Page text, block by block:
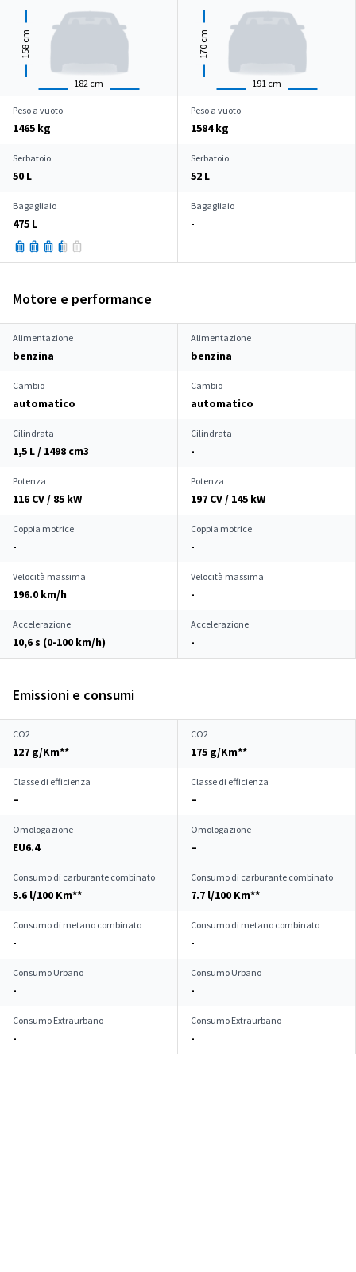
182 cm
158
cm
191 cm
170
cm
Peso a vuoto
1465 kg
Peso a vuoto
1584 kg
Serbatoio
50 L
Serbatoio
52 L
Bagagliaio
475 L
Bagagliaio
-
Motore e performance
Alimentazione
benzina
Alimentazione
benzina
Cambio
automatico
Cambio
automatico
Cilindrata
1,5 L / 1498 cm3
Cilindrata
-
Potenza
116 CV / 85 kW
Potenza
197 CV / 145 kW
Coppia motrice
-
Coppia motrice
-
Velocità massima
196.0 km/h
Velocità massima
-
Accelerazione
10,6 s (0-100 km/h)
Accelerazione
-
Emissioni e consumi
CO2
127 g/Km**
CO2
175 g/Km**
Classe di efficienza
–
Classe di efficienza
–
Omologazione
EU6.4
Omologazione
–
Consumo di carburante combinato
5.6 l/100 Km**
Consumo di carburante combinato
7.7 l/100 Km**
Consumo di metano combinato
-
Consumo di metano combinato
-
Consumo Urbano
-
Consumo Urbano
-
Consumo Extraurbano
-
Consumo Extraurbano
-